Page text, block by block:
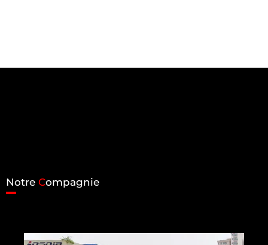
Notre Compagnie